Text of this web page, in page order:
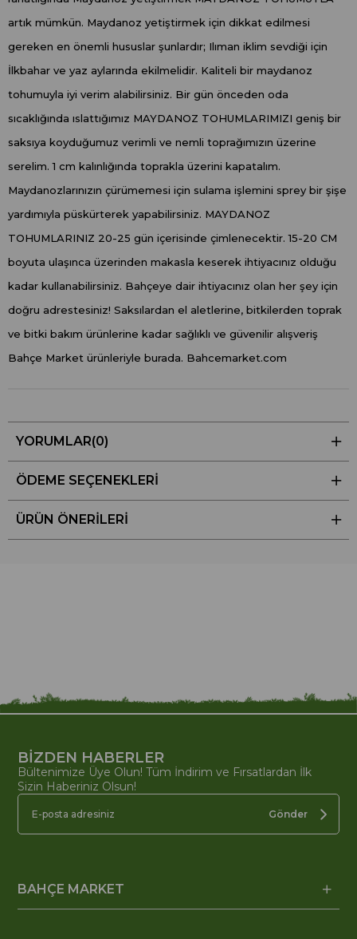
artık mümkün. Maydanoz yetiştirmek için dikkat edilmesi
gereken en önemli hususlar şunlardır; Ilıman iklim sevdiği için
İlkbahar ve yaz aylarında ekilmelidir. Kaliteli bir maydanoz
tohumuyla iyi verim alabilirsiniz. Bir gün önceden oda
sıcaklığında ıslattığımız MAYDANOZ TOHUMLARIMIZI geniş bir
saksıya koyduğumuz verimli ve nemli toprağımızın üzerine
serelim. 1 cm kalınlığında toprakla üzerini kapatalım.
Maydanozlarınızın çürümemesi için sulama işlemini sprey bir şişe
yardımıyla püskürterek yapabilirsiniz. MAYDANOZ
TOHUMLARINIZ 20-25 gün içerisinde çimlenecektir. 15-20 CM
boyuta ulaşınca üzerinden makasla keserek ihtiyacınız olduğu
kadar kullanabilirsiniz. Bahçeye dair ihtiyacınız olan her şey için
doğru adrestesiniz! Saksılardan el aletlerine, bitkilerden toprak
ve bitki bakım ürünlerine kadar sağlıklı ve güvenilir alışveriş
Bahçe Market ürünleriyle burada. Bahcemarket.com
YORUMLAR(0)
ÖDEME SEÇENEKLERI
ÜRÜN ÖNERILERI
BİZDEN HABERLER
Bültenimize Üye Olun! Tüm İndirim ve Fırsatlardan İlk
Sizin Haberiniz Olsun!
Gönder
BAHÇE MARKET